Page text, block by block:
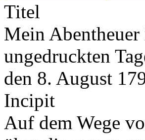
Titel
Mein
ungedruckten
den 8. August
Incipit
Auf dem Wege